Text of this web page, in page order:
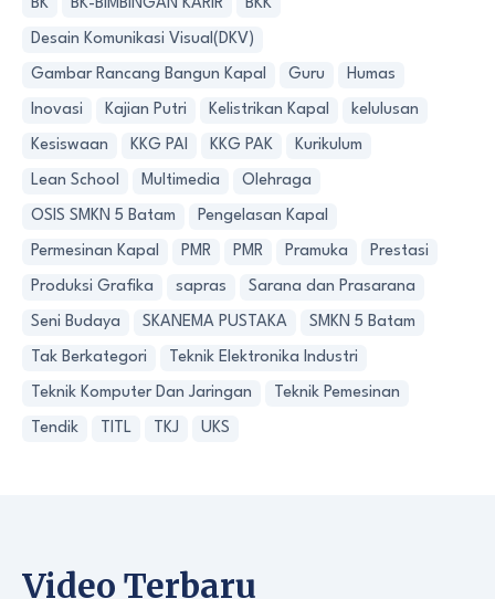
BK BK-BIMBINGAN KARIR BKK
Desain Komunikasi Visual(DKV)
Gambar Rancang Bangun Kapal Guru Humas
Inovasi Kajian Putri Kelistrikan Kapal kelulusan
Kesiswaan KKG PAI KKG PAK Kurikulum
Lean School Multimedia Olehraga
OSIS SMKN 5 Batam Pengelasan Kapal
Permesinan Kapal PMR PMR Pramuka Prestasi
Produksi Grafika sapras Sarana dan Prasarana
Seni Budaya SKANEMA PUSTAKA SMKN 5 Batam
Tak Berkategori Teknik Elektronika Industri
Teknik Komputer Dan Jaringan Teknik Pemesinan
Tendik TITL TKJ UKS
Video Terbaru